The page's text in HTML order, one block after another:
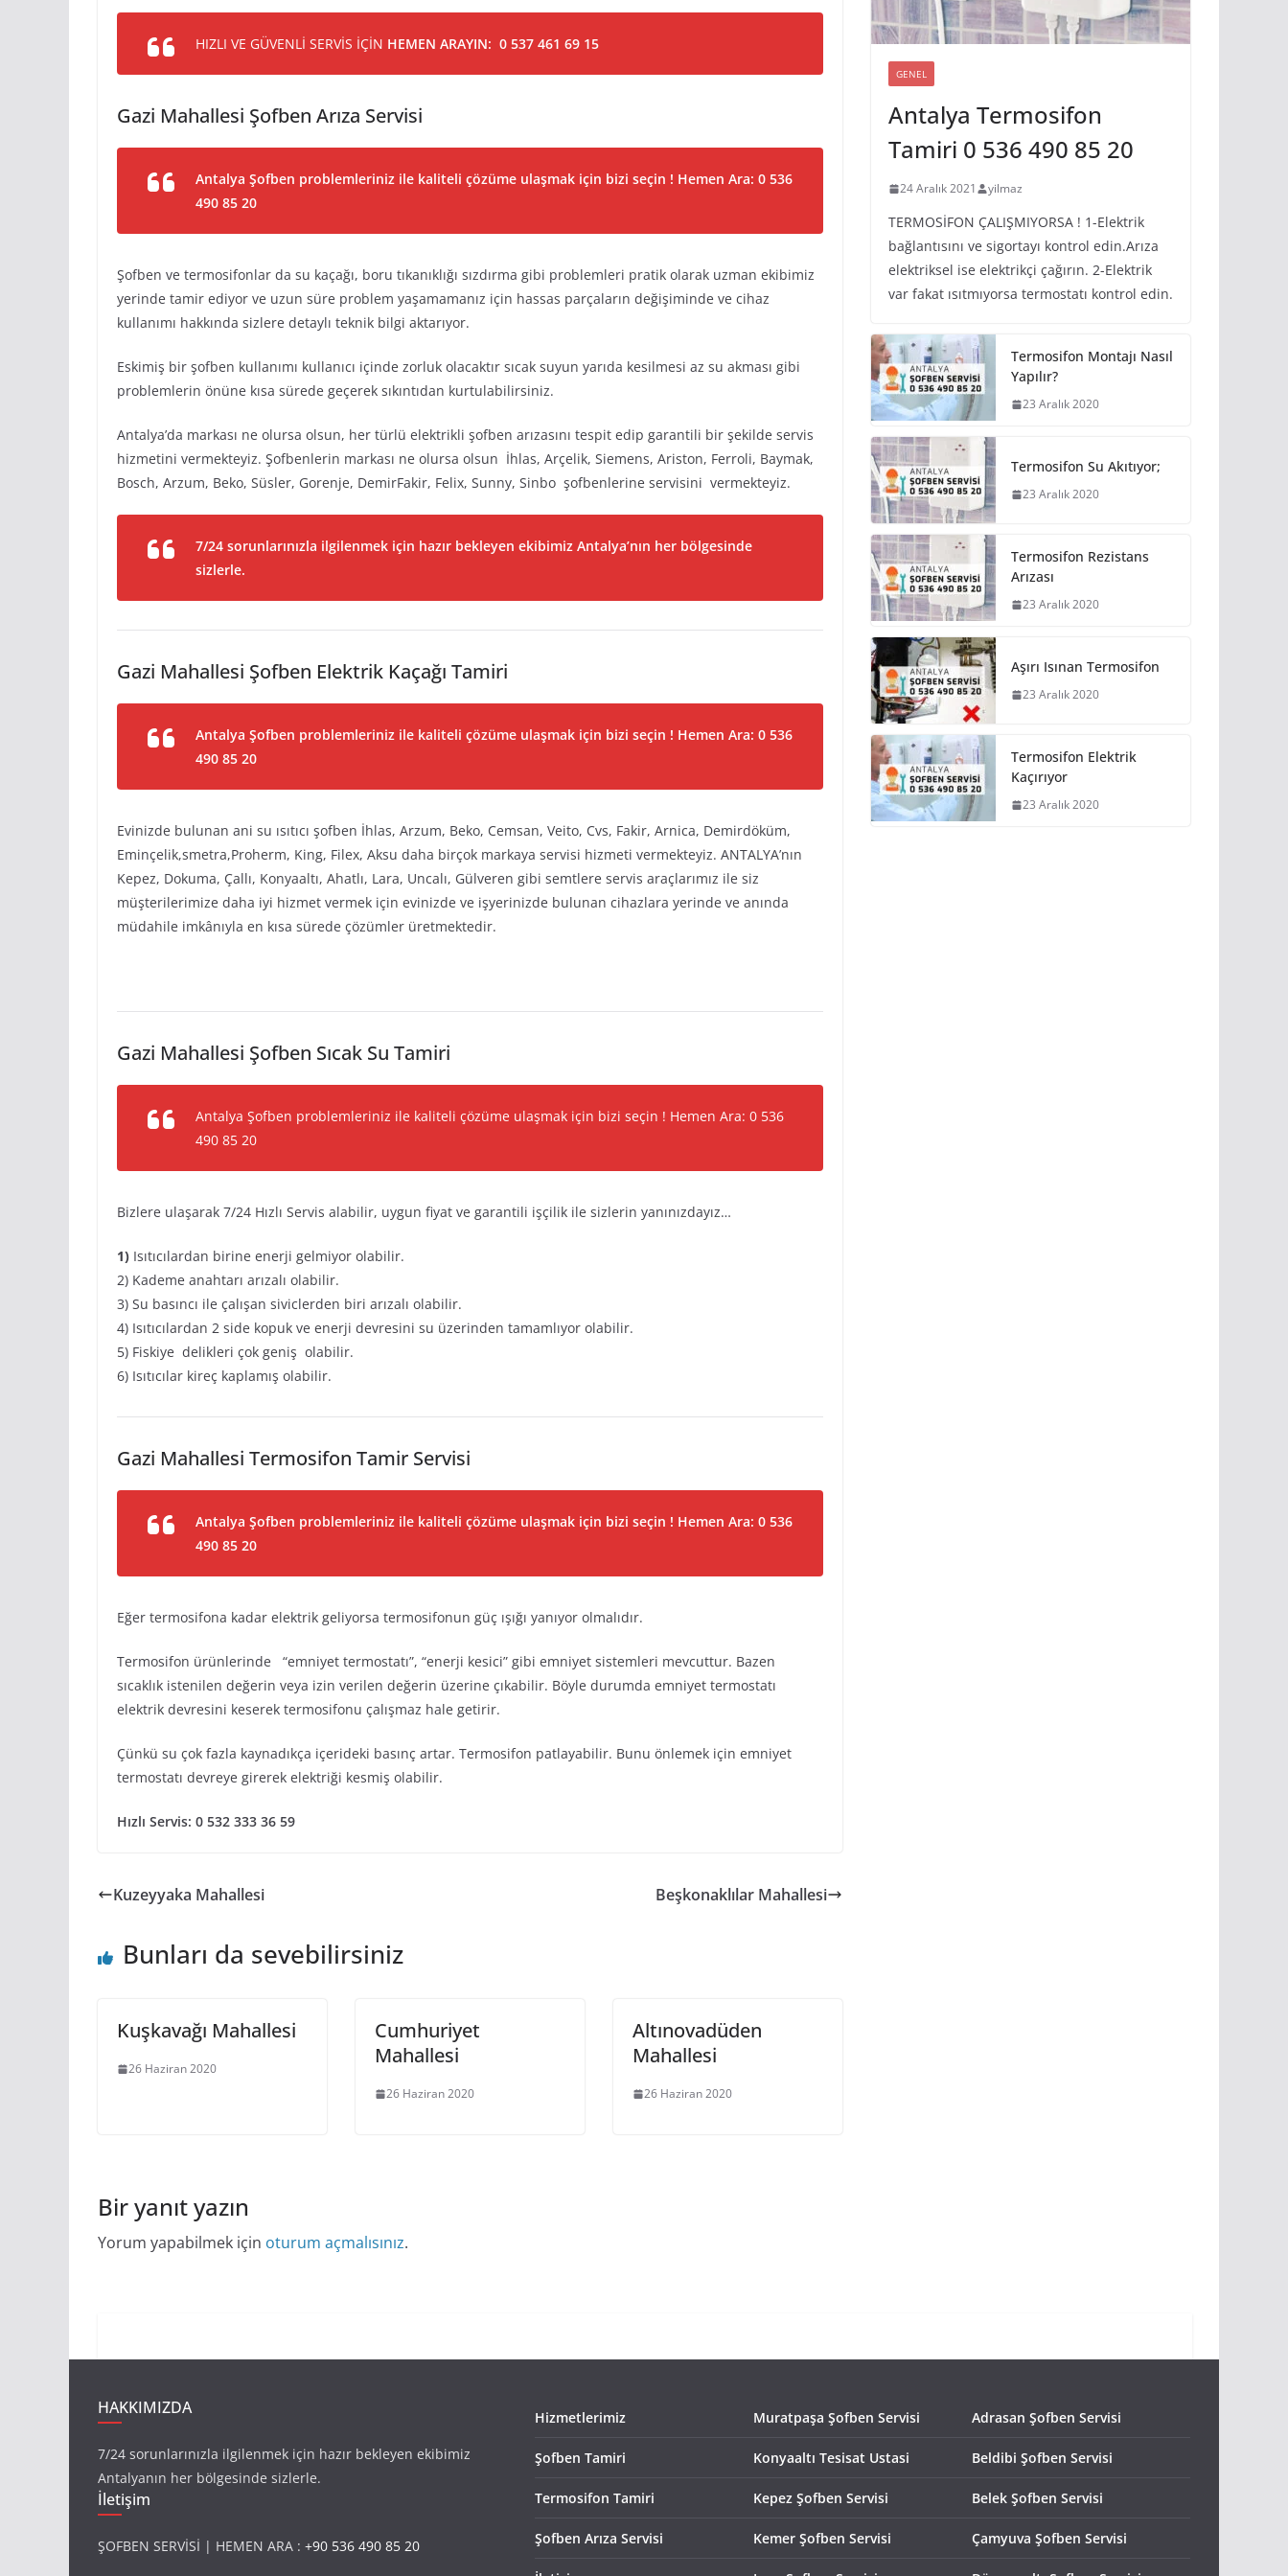
HIZLI VE GÜVENLİ SERVİS İÇİN HEMEN ARAYIN: 0 537 461 69 15
Gazi Mahallesi Şofben Arıza Servisi
Antalya Şofben problemleriniz ile kaliteli çözüme ulaşmak için bizi seçin ! Hemen Ara: 0 536
490 85 20
Şofben ve termosifonlar da su kaçağı, boru tıkanıklığı sızdırma gibi problemleri pratik olarak uzman ekibimiz
yerinde tamir ediyor ve uzun süre problem yaşamamanız için hassas parçaların değişiminde ve cihaz
kullanımı hakkında sizlere detaylı teknik bilgi aktarıyor.
Eskimiş bir şofben kullanımı kullanıcı içinde zorluk olacaktır sıcak suyun yarıda kesilmesi az su akması gibi
problemlerin önüne kısa sürede geçerek sıkıntıdan kurtulabilirsiniz.
Antalya’da markası ne olursa olsun, her türlü elektrikli şofben arızasını tespit edip garantili bir şekilde servis
hizmetini vermekteyiz. Şofbenlerin markası ne olursa olsun İhlas, Arçelik, Siemens, Ariston, Ferroli, Baymak,
Bosch, Arzum, Beko, Süsler, Gorenje, DemirFakir, Felix, Sunny, Sinbo şofbenlerine servisini vermekteyiz.
7/24 sorunlarınızla ilgilenmek için hazır bekleyen ekibimiz Antalya’nın her bölgesinde
sizlerle.
Gazi Mahallesi Şofben Elektrik Kaçağı Tamiri
Antalya Şofben problemleriniz ile kaliteli çözüme ulaşmak için bizi seçin ! Hemen Ara: 0 536
490 85 20
Evinizde bulunan ani su ısıtıcı şofben İhlas, Arzum, Beko, Cemsan, Veito, Cvs, Fakir, Arnica, Demirdöküm,
Eminçelik,smetra,Proherm, King, Filex, Aksu daha birçok markaya servisi hizmeti vermekteyiz. ANTALYA’nın
Kepez, Dokuma, Çallı, Konyaaltı, Ahatlı, Lara, Uncalı, Gülveren gibi semtlere servis araçlarımız ile siz
müşterilerimize daha iyi hizmet vermek için evinizde ve işyerinizde bulunan cihazlara yerinde ve anında
müdahile imkânıyla en kısa sürede çözümler üretmektedir.
Gazi Mahallesi Şofben Sıcak Su Tamiri
Antalya Şofben problemleriniz ile kaliteli çözüme ulaşmak için bizi seçin ! Hemen Ara: 0 536
490 85 20
Bizlere ulaşarak 7/24 Hızlı Servis alabilir, uygun fiyat ve garantili işçilik ile sizlerin yanınızdayız…
1) Isıtıcılardan birine enerji gelmiyor olabilir.
2) Kademe anahtarı arızalı olabilir.
3) Su basıncı ile çalışan siviclerden biri arızalı olabilir.
4) Isıtıcılardan 2 side kopuk ve enerji devresini su üzerinden tamamlıyor olabilir.
5) Fiskiye delikleri çok geniş olabilir.
6) Isıtıcılar kireç kaplamış olabilir.
Gazi Mahallesi Termosifon Tamir Servisi
Antalya Şofben problemleriniz ile kaliteli çözüme ulaşmak için bizi seçin ! Hemen Ara: 0 536
490 85 20
Eğer termosifona kadar elektrik geliyorsa termosifonun güç ışığı yanıyor olmalıdır.
Termosifon ürünlerinde “emniyet termostatı”, “enerji kesici” gibi emniyet sistemleri mevcuttur. Bazen
sıcaklık istenilen değerin veya izin verilen değerin üzerine çıkabilir. Böyle durumda emniyet termostatı
elektrik devresini keserek termosifonu çalışmaz hale getirir.
Çünkü su çok fazla kaynadıkça içerideki basınç artar. Termosifon patlayabilir. Bunu önlemek için emniyet
termostatı devreye girerek elektriği kesmiş olabilir.
Hızlı Servis: 0 532 333 36 59
Kuzeyyaka Mahallesi Beşkonaklılar Mahallesi
Bunları da sevebilirsiniz
Kuşkavağı Mahallesi
26 Haziran 2020
Cumhuriyet
Mahallesi
26 Haziran 2020
Altınovadüden
Mahallesi
26 Haziran 2020
Bir yanıt yazın
Yorum yapabilmek için oturum açmalısınız.
GENEL
Antalya Termosifon
Tamiri 0 536 490 85 20
24 Aralık 2021 yilmaz
TERMOSİFON ÇALIŞMIYORSA ! 1-Elektrik
bağlantısını ve sigortayı kontrol edin.Arıza
elektriksel ise elektrikçi çağırın. 2-Elektrik
var fakat ısıtmıyorsa termostatı kontrol edin.
Termosifon Montajı Nasıl
Yapılır?
23 Aralık 2020
Termosifon Su Akıtıyor;
23 Aralık 2020
Termosifon Rezistans
Arızası
23 Aralık 2020
Aşırı Isınan Termosifon
23 Aralık 2020
Termosifon Elektrik
Kaçırıyor
23 Aralık 2020
HAKKIMIZDA
7/24 sorunlarınızla ilgilenmek için hazır bekleyen ekibimiz
Antalyanın her bölgesinde sizlerle.
İletişim
ŞOFBEN SERVİSİ | HEMEN ARA : +90 536 490 85 20
Hizmetlerimiz
Şofben Tamiri
Termosifon Tamiri
Şofben Arıza Servisi
Muratpaşa Şofben Servisi
Konyaaltı Tesisat Ustasi
Kepez Şofben Servisi
Kemer Şofben Servisi
Adrasan Şofben Servisi
Beldibi Şofben Servisi
Belek Şofben Servisi
Çamyuva Şofben Servisi